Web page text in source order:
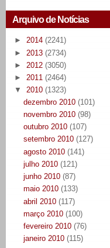
Arquivo de Notícias
► 2014 (2241)
► 2013 (2734)
► 2012 (3050)
► 2011 (2464)
▼ 2010 (1323)
dezembro 2010 (101)
novembro 2010 (98)
outubro 2010 (107)
setembro 2010 (127)
agosto 2010 (141)
julho 2010 (121)
junho 2010 (87)
maio 2010 (133)
abril 2010 (117)
março 2010 (100)
fevereiro 2010 (76)
janeiro 2010 (115)